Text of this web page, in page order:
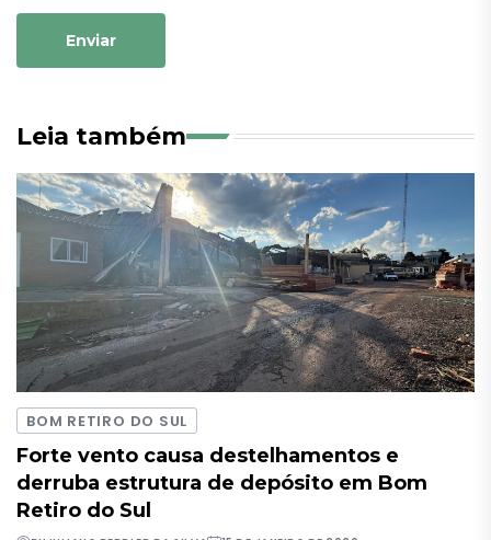
Enviar
Leia também
BOM RETIRO DO SUL
Forte vento causa destelhamentos e
derruba estrutura de depósito em Bom
Retiro do Sul